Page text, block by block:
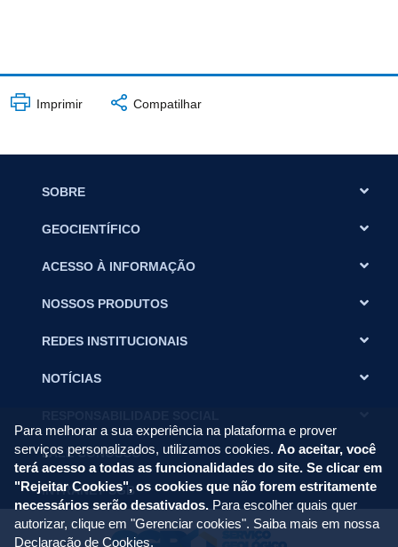
Imprimir Compatilhar
SOBRE
GEOCIENTÍFICO
ACESSO À INFORMAÇÃO
NOSSOS PRODUTOS
REDES INSTITUCIONAIS
NOTÍCIAS
FALE CONOSCO
INTRANET SGB
Para melhorar a sua experiência na plataforma e prover
serviços personalizados, utilizamos cookies. Ao aceitar, você
terá acesso a todas as funcionalidades do site. Se clicar em
"Rejeitar Cookies", os cookies que não forem estritamente
necessários serão desativados. Para escolher quais quer
autorizar, clique em "Gerenciar cookies". Saiba mais em nossa
Declaração de Cookies.